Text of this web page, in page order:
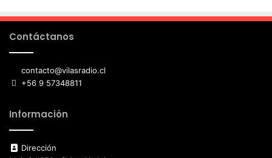
Contáctanos
contacto@vilasradio.cl
+56 9 57348811
Información
Dirección